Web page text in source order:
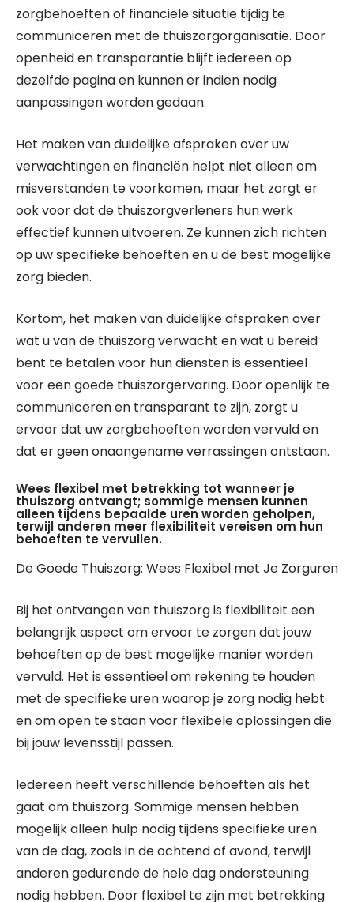
zorgbehoeften of financiële situatie tijdig te
communiceren met de thuiszorgorganisatie. Door
openheid en transparantie blijft iedereen op
dezelfde pagina en kunnen er indien nodig
aanpassingen worden gedaan.
Het maken van duidelijke afspraken over uw
verwachtingen en financiën helpt niet alleen om
misverstanden te voorkomen, maar het zorgt er
ook voor dat de thuiszorgverleners hun werk
effectief kunnen uitvoeren. Ze kunnen zich richten
op uw specifieke behoeften en u de best mogelijke
zorg bieden.
Kortom, het maken van duidelijke afspraken over
wat u van de thuiszorg verwacht en wat u bereid
bent te betalen voor hun diensten is essentieel
voor een goede thuiszorgervaring. Door openlijk te
communiceren en transparant te zijn, zorgt u
ervoor dat uw zorgbehoeften worden vervuld en
dat er geen onaangename verrassingen ontstaan.
Wees flexibel met betrekking tot wanneer je
thuiszorg ontvangt; sommige mensen kunnen
alleen tijdens bepaalde uren worden geholpen,
terwijl anderen meer flexibiliteit vereisen om hun
behoeften te vervullen.
De Goede Thuiszorg: Wees Flexibel met Je Zorguren
Bij het ontvangen van thuiszorg is flexibiliteit een
belangrijk aspect om ervoor te zorgen dat jouw
behoeften op de best mogelijke manier worden
vervuld. Het is essentieel om rekening te houden
met de specifieke uren waarop je zorg nodig hebt
en om open te staan voor flexibele oplossingen die
bij jouw levensstijl passen.
Iedereen heeft verschillende behoeften als het
gaat om thuiszorg. Sommige mensen hebben
mogelijk alleen hulp nodig tijdens specifieke uren
van de dag, zoals in de ochtend of avond, terwijl
anderen gedurende de hele dag ondersteuning
nodig hebben. Door flexibel te zijn met betrekking